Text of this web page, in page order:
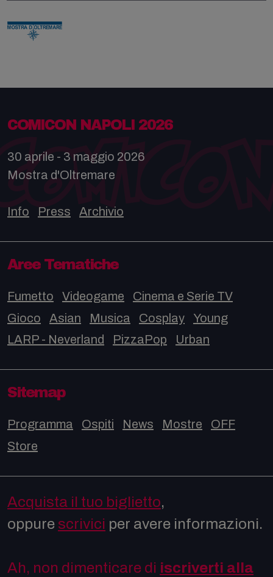
COMICON NAPOLI 2026
30 aprile - 3 maggio 2026
Mostra d'Oltremare
Info Press Archivio
Aree Tematiche
Fumetto Videogame
Cinema e Serie TV
Gioco
Asian Musica Cosplay
Young
LARP - Neverland
PizzaPop Urban
Sitemap
Programma Ospiti News Mostre
OFF
Store
Acquista il tuo biglietto,
oppure scrivici per avere informazioni.
Ah, non dimenticare di iscriverti alla